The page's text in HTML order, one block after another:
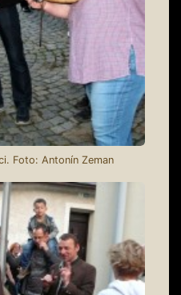
Foto: Antonín Zeman